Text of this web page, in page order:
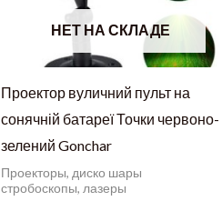
НЕТ НА СКЛАДЕ
Проектор вуличний пульт на
сонячній батареї Точки червоно-
зелений Gonchar
Проекторы, диско шары
стробоскопы, лазеры